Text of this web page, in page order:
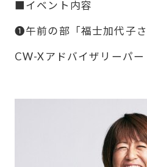
■イベント内容
❶午前の部「福士加代子さ
CW-Xアドバイザリーパ